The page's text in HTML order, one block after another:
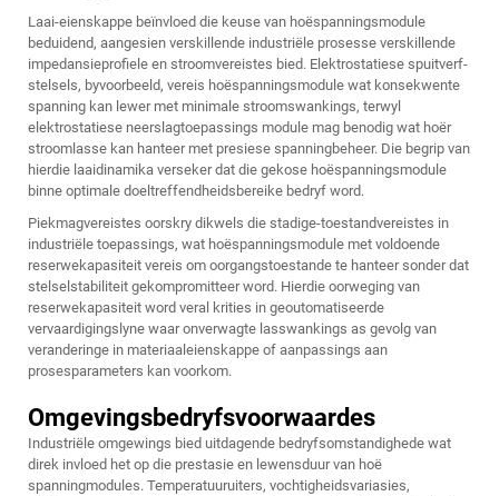
Laai-eienskappe beïnvloed die keuse van hoëspanningsmodule
beduidend, aangesien verskillende industriële prosesse verskillende
impedansieprofiele en stroomvereistes bied. Elektrostatiese spuitverf-
stelsels, byvoorbeeld, vereis hoëspanningsmodule wat konsekwente
spanning kan lewer met minimale stroomswankings, terwyl
elektrostatiese neerslagtoepassings module mag benodig wat hoër
stroomlasse kan hanteer met presiese spanningbeheer. Die begrip van
hierdie laaidinamika verseker dat die gekose hoëspanningsmodule
binne optimale doeltreffendheidsbereike bedryf word.
Piekmagvereistes oorskry dikwels die stadige-toestandvereistes in
industriële toepassings, wat hoëspanningsmodule met voldoende
reserwekapasiteit vereis om oorgangstoestande te hanteer sonder dat
stelselstabiliteit gekompromitteer word. Hierdie oorweging van
reserwekapasiteit word veral krities in geoutomatiseerde
vervaardigingslyne waar onverwagte lasswankings as gevolg van
veranderinge in materiaaleienskappe of aanpassings aan
prosesparameters kan voorkom.
Omgevingsbedryfsvoorwaardes
Industriële omgewings bied uitdagende bedryfsomstandighede wat
direk invloed het op die prestasie en lewensduur van hoë
spanningmodules. Temperatuuruiters, vochtigheidsvariasies,